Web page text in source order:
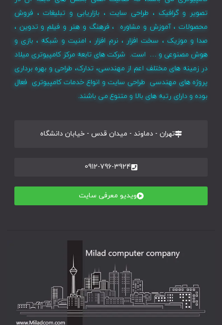
تصویر و گرافیک ، طراحی سایت ، بازاریابی و تبلیغات ، فروش
محصولات ، آموزش و مشاوره ، فرهنگ و هنر و فیلم و تدوین ،
صدا و موزیک ، سخت افزار ، نرم افزار ، امنیت و شبکه ، بازی و
هوش مصنوعی و … است. شرکت های تابعه مرکز کامپیوتری میلاد
در زمینه های مختلف اعم از مهندسی، تدارک، طراحی و بهره برداری
پروژه های مهندسی طراحی سایت و انواع خدمات کامپیوتری فعال
بوده و دارای رتبه های بالا و متنوع می باشند.
تهران - دماوند - میدان قدس - خیابان دانشگاه
0912-796-3924
ویدیو معرفی سایت